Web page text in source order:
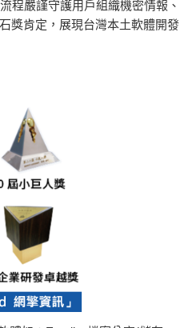
程嚴謹守護用戶組織機密情報、
獎肯定，展現台灣本土軟體開發